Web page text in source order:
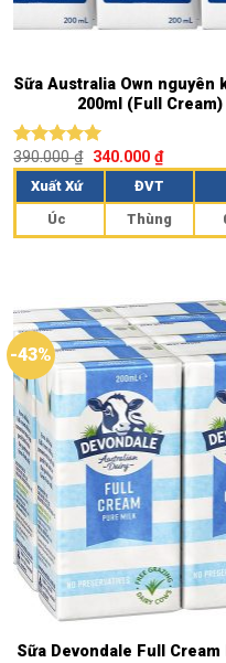
Sữa Australia Own nguyên
200ml (Full Cream)
Được xếp
hạng5.00
5 sao
390.000₫ 340.000 ₫
Xuất Xứ ĐVT
Úc
Thùng
-43%
Sữa Devondale Full Cream